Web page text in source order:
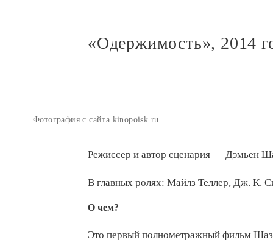
«Одержимость», 2014
Фотография с сайта kinopoisk.ru
Режиссер и автор сценария — Дэмьен
В главных ролях: Майлз Теллер, Дж. К.
О чем?
Это первый полнометражный фильм